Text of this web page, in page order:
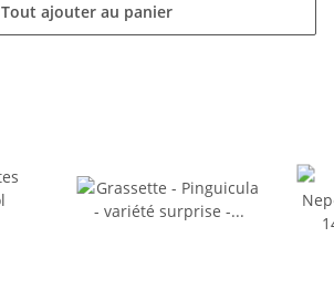
Tout ajouter au panier